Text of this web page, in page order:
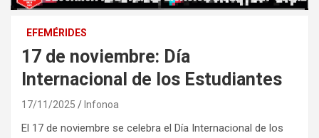
EFEMÉRIDES
17 de noviembre: Día
Internacional de los Estudiantes
17/11/2025 Infonoa
El 17 de noviembre se celebra el Día Internacional de los